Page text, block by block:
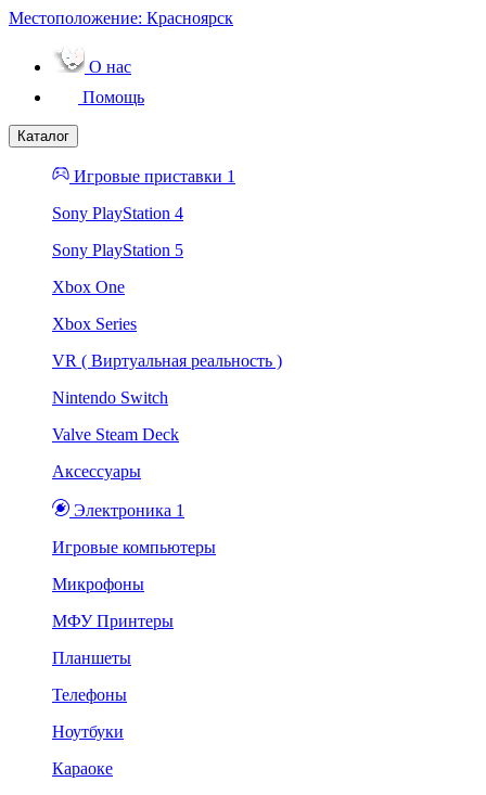
Местоположение: Красноярск
О нас
Помощь
Каталог
Игровые приставки 1
Sony PlayStation 4
Sony PlayStation 5
Xbox One
Xbox Series
VR ( Виртуальная реальность )
Nintendo Switch
Valve Steam Deck
Аксессуары
Электроника 1
Игровые компьютеры
Микрофоны
МФУ Принтеры
Планшеты
Телефоны
Ноутбуки
Караоке